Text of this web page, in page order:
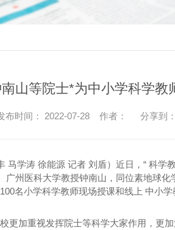
山等院士*为中小学科学教
时间： 2022-07-28 作者： 分享到：
马学涛 徐能源 记者 刘盾）近日，“ 科学
广州医科大学教授钟南山，同位素地球
名小学科学教师现场授课和线上 中小学
更加重视发挥院士等科学大家作用，更